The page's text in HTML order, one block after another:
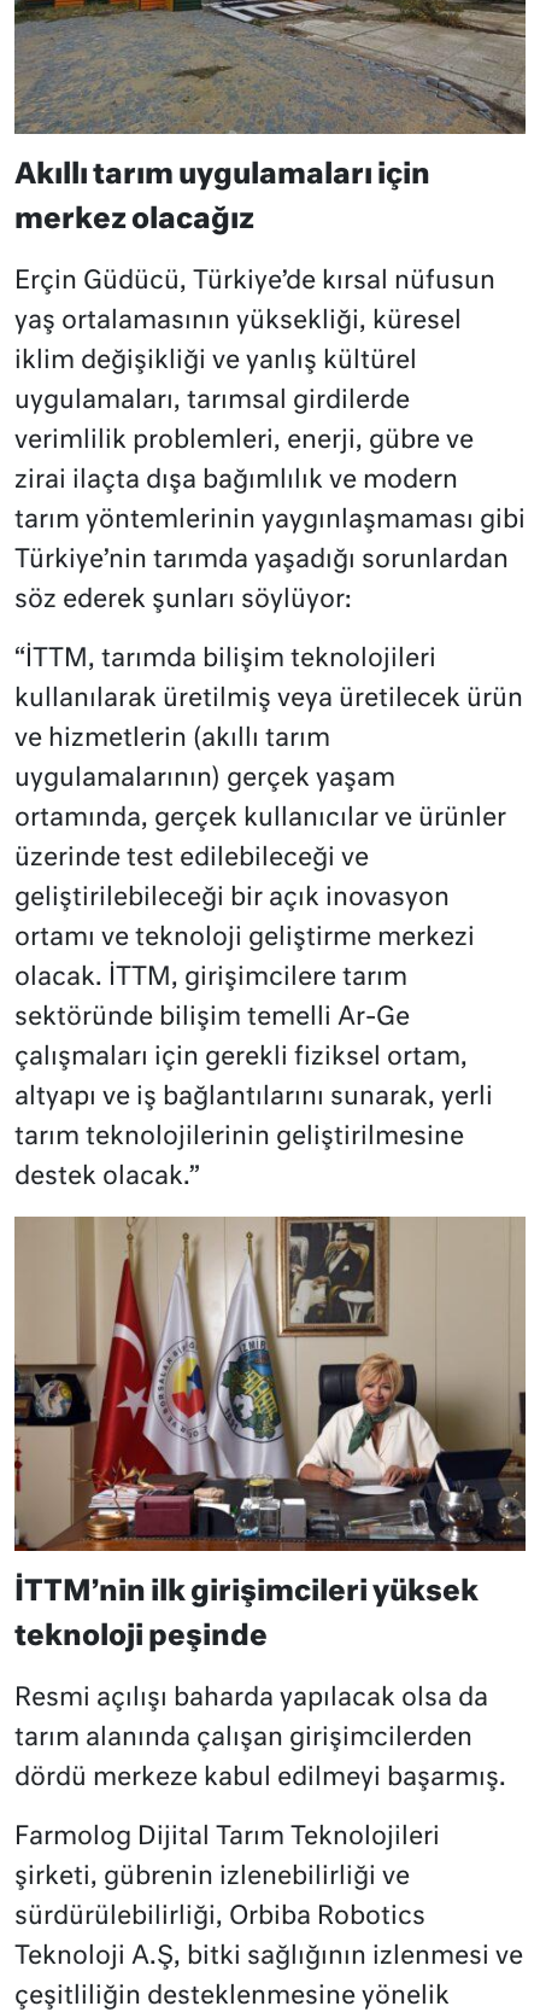
Akıllı tarım uygulamaları için
merkez olacağız
Erçin Güdücü, Türkiye’de kırsal nüfusun
yaş ortalamasının yüksekliği, küresel
iklim değişikliği ve yanlış kültürel
uygulamaları, tarımsal girdilerde
verimlilik problemleri, enerji, gübre ve
zirai ilaçta dışa bağımlılık ve modern
tarım yöntemlerinin yaygınlaşmaması gibi
Türkiye’nin tarımda yaşadığı sorunlardan
söz ederek şunları söylüyor:
“İTTM, tarımda bilişim teknolojileri
kullanılarak üretilmiş veya üretilecek ürün
ve hizmetlerin (akıllı tarım
uygulamalarının) gerçek yaşam
ortamında, gerçek kullanıcılar ve ürünler
üzerinde test edilebileceği ve
geliştirilebileceği bir açık inovasyon
ortamı ve teknoloji geliştirme merkezi
olacak. İTTM, girişimcilere tarım
sektöründe bilişim temelli Ar-Ge
çalışmaları için gerekli fiziksel ortam,
altyapı ve iş bağlantılarını sunarak, yerli
tarım teknolojilerinin geliştirilmesine
destek olacak.”
İTTM’nin ilk girişimcileri yüksek
teknoloji peşinde
Resmi açılışı baharda yapılacak olsa da
tarım alanında çalışan girişimcilerden
dördü merkeze kabul edilmeyi başarmış.
Farmolog Dijital Tarım Teknolojileri
şirketi, gübrenin izlenebilirliği ve
sürdürülebilirliği, Orbiba Robotics
Teknoloji A.Ş, bitki sağlığının izlenmesi ve
çeşitliliğin desteklenmesine yönelik